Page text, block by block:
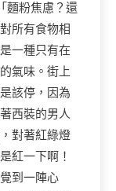
麵粉焦慮？還
所有食物相
一種只有在
氣味。街上
該停，因為
西裝的男人
對著紅綠燈
紅一下啊！
到一陣心